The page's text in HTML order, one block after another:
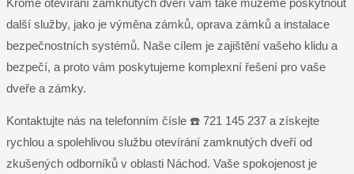
Kromě otevírání zamknutých dveří vám také můžeme poskytnout
další služby, jako je výměna zámků, oprava zámků a instalace
bezpečnostních systémů. Naše cílem je zajištění vašeho klidu a
bezpečí, a proto vám poskytujeme komplexní řešení pro vaše
dveře a zámky.
Kontaktujte nás na telefonním čísle ☎️ 721 145 237 a získejte
rychlou a spolehlivou službu otevírání zamknutých dveří od
zkušených odborníků v oblasti Náchod. Vaše spokojenost je